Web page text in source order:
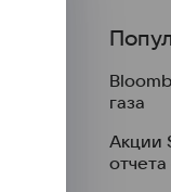
газа
Акции